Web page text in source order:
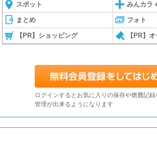
スポット みんカラ
まとめ フォト
【PR】ショッピング 【PR】
ログインするとお気に入りの保存や燃費記録
管理が出来るようになります